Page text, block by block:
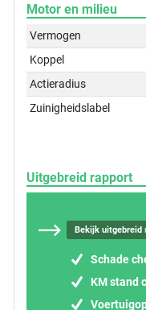
Motor en milieu
Vermogen
Koppel
Actieradius
Zuinigheidslabel
Uitgebreid rapport
Bekijk uitgebreid
Schade
KM stand